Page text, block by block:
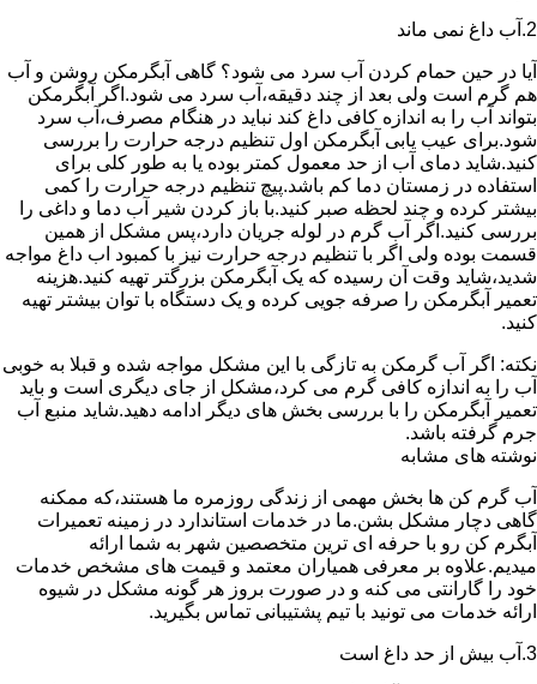
2.آب داغ نمی ماند
آیا در حین حمام کردن آب سرد می شود؟ گاهی آبگرمکن روشن و آب
هم گرم است ولی بعد از چند دقیقه،آب سرد می شود.اگر آبگرمکن
بتواند آب را به اندازه کافی داغ کند نباید در هنگام مصرف،آب سرد
شود.برای عیب یابی آبگرمکن اول تنظیم درجه حرارت را بررسی
کنید.شاید دمای آب از حد معمول کمتر بوده یا به طور کلی برای
استفاده در زمستان دما کم باشد.پیچ تنظیم درجه حرارت را کمی
بیشتر کرده و چند لحظه صبر کنید.با باز کردن شیر آب دما و داغی را
بررسی کنید.اگر آب گرم در لوله جریان دارد،پس مشکل از همین
قسمت بوده ولی اگر با تنظیم درجه حرارت نیز با کمبود اب داغ مواجه
شدید،شاید وقت آن رسیده که یک آبگرمکن بزرگتر تهیه کنید.هزینه
تعمیر آبگرمکن را صرفه جویی کرده و یک دستگاه با توان بیشتر تهیه
کنید.
نکته: اگر آب گرمکن به تازگی با این مشکل مواجه شده و قبلا به خوبی
آب را به اندازه کافی گرم می کرد،مشکل از جای دیگری است و باید
تعمیر آبگرمکن را با بررسی بخش های دیگر ادامه دهید.شاید منبع آب
جرم گرفته باشد.
نوشته های مشابه
آب گرم کن ها بخش مهمی از زندگی روزمره ما هستند،که ممکنه
گاهی دچار مشکل بشن.ما در خدمات استاندارد در زمینه تعمیرات
آبگرم کن رو با حرفه ای ترین متخصصین شهر به شما ارائه
میدیم.علاوه بر معرفی همیاران معتمد و قیمت های مشخص خدمات
خود را گارانتی می کنه و در صورت بروز هر گونه مشکل در شیوه
ارائه خدمات می تونید با تیم پشتیبانی تماس بگیرید.
3.آب بیش از حد داغ است